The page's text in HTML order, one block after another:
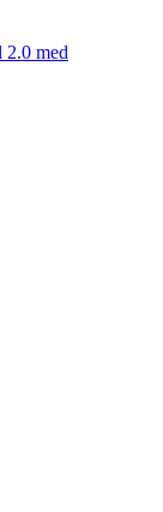
med